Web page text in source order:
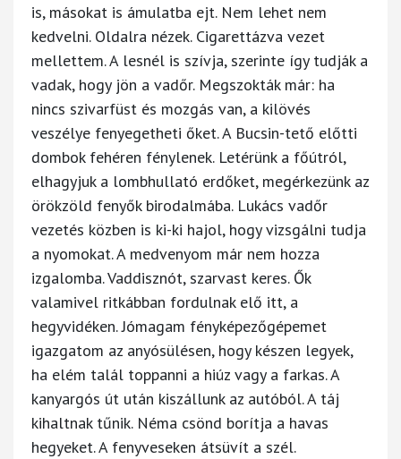
is, másokat is ámulatba ejt. Nem lehet nem
kedvelni. Oldalra nézek. Cigarettázva vezet
mellettem. A lesnél is szívja, szerinte így tudják a
vadak, hogy jön a vadőr. Megszokták már: ha
nincs szivarfüst és mozgás van, a kilövés
veszélye fenyegetheti őket. A Bucsin-tető előtti
dombok fehéren fénylenek. Letérünk a főútról,
elhagyjuk a lombhullató erdőket, megérkezünk az
örökzöld fenyők birodalmába. Lukács vadőr
vezetés közben is ki-ki hajol, hogy vizsgálni tudja
a nyomokat. A medvenyom már nem hozza
izgalomba. Vaddisznót, szarvast keres. Ők
valamivel ritkábban fordulnak elő itt, a
hegyvidéken. Jómagam fényképezőgépemet
igazgatom az anyósülésen, hogy készen legyek,
ha elém talál toppanni a hiúz vagy a farkas. A
kanyargós út után kiszállunk az autóból. A táj
kihaltnak tűnik. Néma csönd borítja a havas
hegyeket. A fenyveseken átsüvít a szél.